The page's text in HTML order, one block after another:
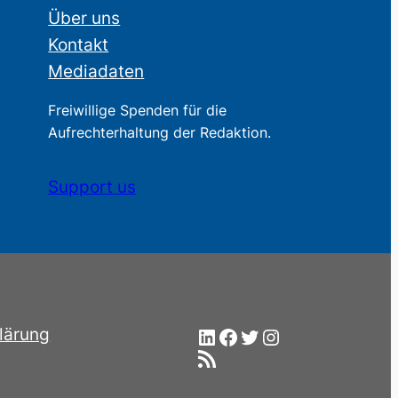
Über uns
Kontakt
Mediadaten
Freiwillige Spenden für die
Aufrechterhaltung der Redaktion.
Support us
LinkedIn
Facebook
Twitter
Instagram
RSS-Feed